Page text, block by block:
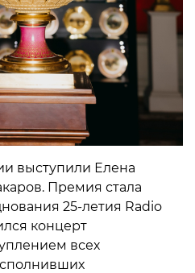
выступили Елена
Премия стала
25-летия Radio
концерт
всех